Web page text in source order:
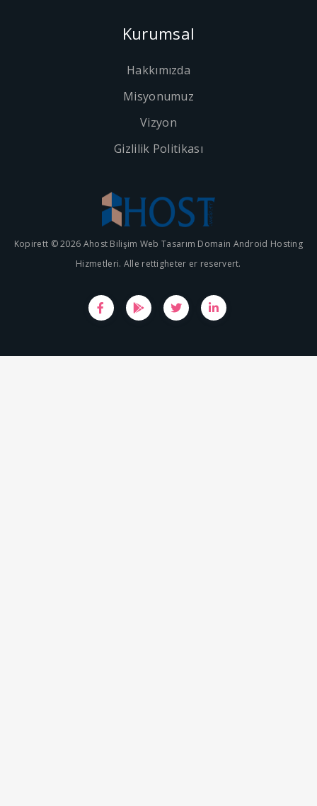
Kurumsal
Hakkımızda
Misyonumuz
Vizyon
Gizlilik Politikası
Kopirett © 2026 Ahost Bilişim Web Tasarım Domain Android Hosting
Hizmetleri. Alle rettigheter er reservert.